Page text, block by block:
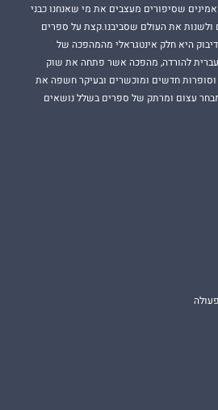
שסיפורים מעצבים את מי שאנחנו כבני
ולשנות את העולם שסביבנו.קצת על ספרים
היא חלק אינטגראלי מהמהפכה של
להורדה, מהפכה אשר פתחה את שוק
וסופרות חדשים ומוכשרים ובעיקר חשפה את
עצום ומרתק של ספרים בשלל נושאים